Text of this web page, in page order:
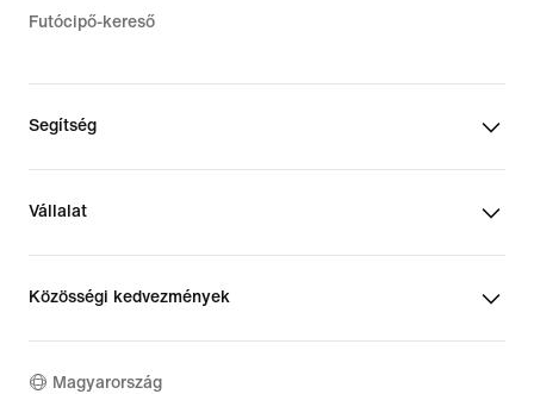
Futócipő-kereső
Segítség
Vállalat
Közösségi kedvezmények
Magyarország